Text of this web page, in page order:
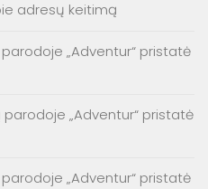
adresų keitimą
„Adventur“ pristatė
parodoje „Adventur“ pristatė
„Adventur“ pristatė